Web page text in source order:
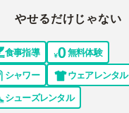
やせるだけじゃない
食事指導
無料体験
シャワー
ウェアレンタル
シューズレンタル